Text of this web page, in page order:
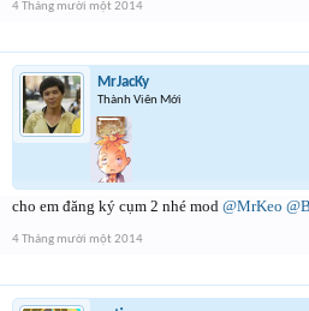
4 Tháng mười một 2014
MrJacKy
Thành Viên Mới
cho em đăng ký cụm 2 nhé mod @MrKeo
4 Tháng mười một 2014